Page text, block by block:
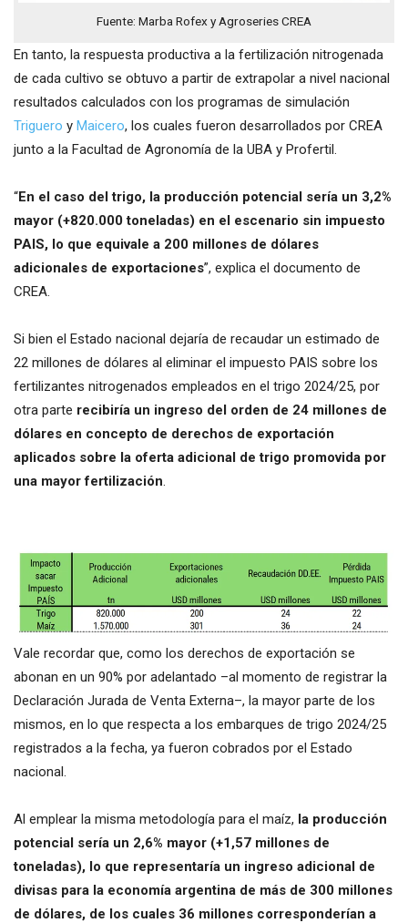
Fuente: Marba Rofex y Agroseries CREA
En tanto, la respuesta productiva a la fertilización nitrogenada
de cada cultivo se obtuvo a partir de extrapolar a nivel nacional
resultados calculados con los programas de simulación
Triguero y Maicero, los cuales fueron desarrollados por CREA
junto a la Facultad de Agronomía de la UBA y Profertil.
“En el caso del trigo, la producción potencial sería un 3,2%
mayor (+820.000 toneladas) en el escenario sin impuesto
PAIS, lo que equivale a 200 millones de dólares
adicionales de exportaciones”, explica el documento de
CREA.
Si bien el Estado nacional dejaría de recaudar un estimado de
22 millones de dólares al eliminar el impuesto PAIS sobre los
fertilizantes nitrogenados empleados en el trigo 2024/25, por
otra parte recibiría un ingreso del orden de 24 millones de
dólares en concepto de derechos de exportación
aplicados sobre la oferta adicional de trigo promovida por
una mayor fertilización.
Vale recordar que, como los derechos de exportación se
abonan en un 90% por adelantado –al momento de registrar la
Declaración Jurada de Venta Externa–, la mayor parte de los
mismos, en lo que respecta a los embarques de trigo 2024/25
registrados a la fecha, ya fueron cobrados por el Estado
nacional.
Al emplear la misma metodología para el maíz, la producción
potencial sería un 2,6% mayor (+1,57 millones de
toneladas), lo que representaría un ingreso adicional de
divisas para la economía argentina de más de 300 millones
de dólares, de los cuales 36 millones corresponderían a